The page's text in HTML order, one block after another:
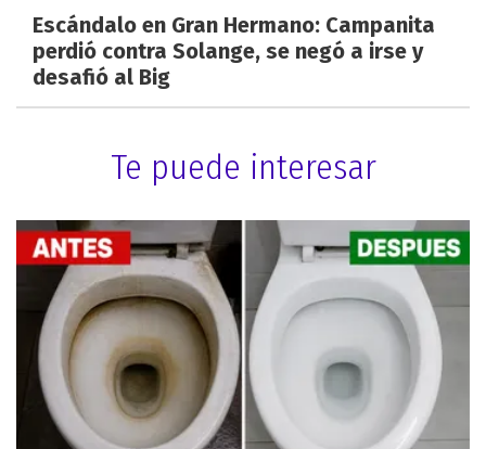
Escándalo en Gran Hermano: Campanita
perdió contra Solange, se negó a irse y
desafió al Big
Te puede interesar